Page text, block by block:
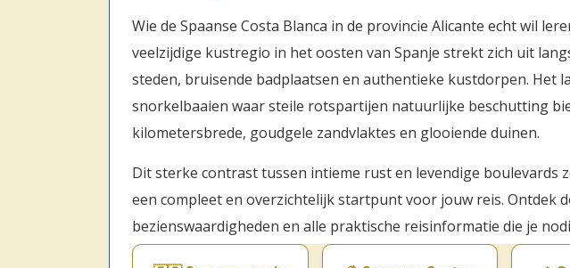
Wie de Spaanse Costa Blanca in de provincie Alicante echt wil
veelzijdige kustregio in het oosten van Spanje strekt zich uit
steden, bruisende badplaatsen en authentieke kustdorpen.
snorkelbaaien waar steile rotspartijen natuurlijke beschutting
kilometersbrede, goudgele zandvlaktes en glooiende duinen.
Dit sterke contrast tussen intieme rust en levendige
een compleet en overzichtelijk startpunt voor jouw reis.
bezienswaardigheden en alle praktische reisinformatie die je
de Costa Blanca.